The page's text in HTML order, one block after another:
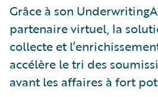
Grâce à son
partenaire virtuel, la
collecte et
accélère le tri des
avant les affaires à fort